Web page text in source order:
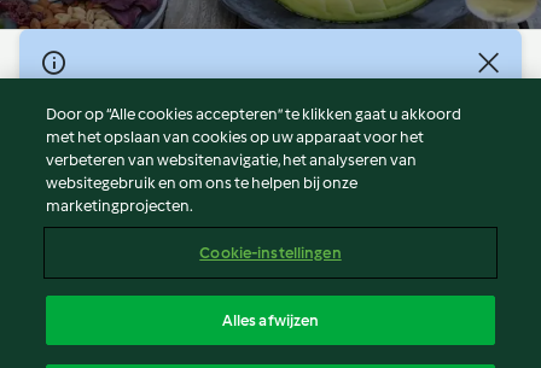
© Copyright 2026
Gebruiksvoorwaarden
Privacybeleid
Disclaimer
Colofon
Verslag Inhoud
Toegankelijkheidsverklaring
Door op “Alle cookies accepteren” te klikken gaat u akkoord
met het opslaan van cookies op uw apparaat voor het
verbeteren van websitenavigatie, het analyseren van
websitegebruik en om ons te helpen bij onze
marketingprojecten.
Cookie-instellingen
Alles afwijzen